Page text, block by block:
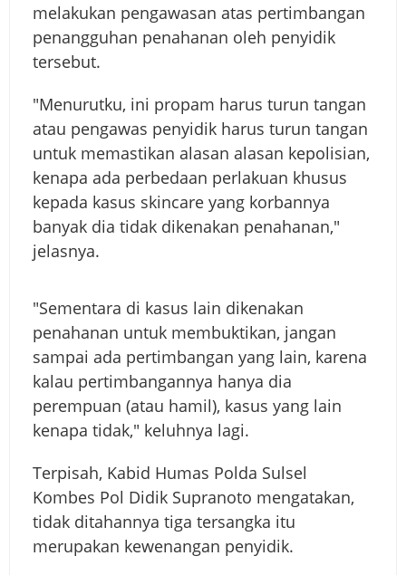
melakukan pengawasan atas pertimbangan
penangguhan penahanan oleh penyidik
tersebut.
"Menurutku, ini propam harus turun tangan
atau pengawas penyidik harus turun tangan
untuk memastikan alasan alasan kepolisian,
kenapa ada perbedaan perlakuan khusus
kepada kasus skincare yang korbannya
banyak dia tidak dikenakan penahanan,"
jelasnya.
"Sementara di kasus lain dikenakan
penahanan untuk membuktikan, jangan
sampai ada pertimbangan yang lain, karena
kalau pertimbangannya hanya dia
perempuan (atau hamil), kasus yang lain
kenapa tidak," keluhnya lagi.
Terpisah, Kabid Humas Polda Sulsel
Kombes Pol Didik Supranoto mengatakan,
tidak ditahannya tiga tersangka itu
merupakan kewenangan penyidik.